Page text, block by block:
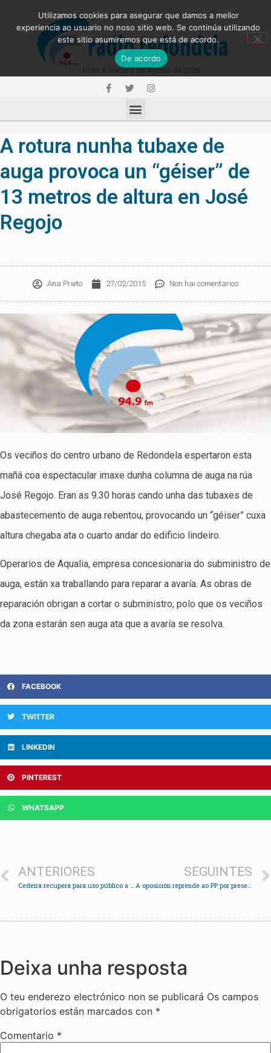
A rotura nunha tubaxe de
auga provoca un “géiser” de
13 metros de altura en José
Regojo
Ana Prieto 27/02/2015 Non hai comentarios
Os veciños do centro urbano de Redondela espertaron esta
mañá coa espectacular imaxe dunha columna de auga na rúa
José Regojo. Eran as 9.30 horas cando unha das tubaxes de
abastecemento de auga rebentou, provocando un “géiser” cuxa
altura chegaba ata o cuarto andar do edificio lindeiro.
Operarios de Aqualia, empresa concesionaria do subministro de
auga, están xa traballando para reparar a avaría. As obras de
reparación obrigan a cortar o subministro, polo que os veciños
da zona estarán sen auga ata que a avaría se resolva.
FACEBOOK
TWITTER
LINKEDIN
PINTEREST
WHATSAPP
ANTERIORES
Cedeira recupera para uso público a antiga escola da República
SEGUINTES
A oposición reprende ao PP por presentar unha moción en paralelo á Plataforma da hepatite C
Deixa unha resposta
O teu enderezo electrónico non se publicará Os campos
obrigatorios están marcados con *
Comentario *
Utilizamos cookies para asegurar que damos a mellor
experiencia ao usuario no noso sitio web. Se continúa utilizando
este sitio asumiremos que está de acordo.
De acordo